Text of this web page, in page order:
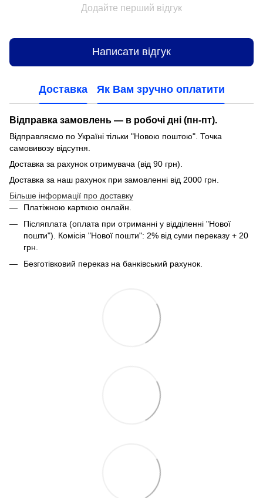
Додайте перший відгук
Написати відгук
Доставка Як Вам зручно оплатити
Відправка замовлень — в робочі дні (пн-пт).
Відправляємо по Україні тільки "Новою поштою". Точка
самовивозу відсутня.
Доставка за рахунок отримувача (від 90 грн).
Доставка за наш рахунок при замовленні від 2000 грн.
Більше інформації про доставку
Платіжною карткою онлайн.
Післяплата (оплата при отриманні у відділенні "Нової
пошти"). Комісія "Нової пошти": 2% від суми переказу + 20
грн.
Безготівковий переказ на банківський рахунок.